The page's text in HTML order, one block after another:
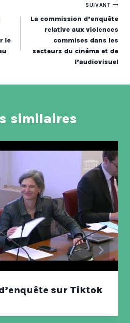
le
SUIVANT
La commission d’enquête
relative aux violences
commises dans les
secteurs du cinéma et de
l’audiovisuel
similaires
sur Tiktok